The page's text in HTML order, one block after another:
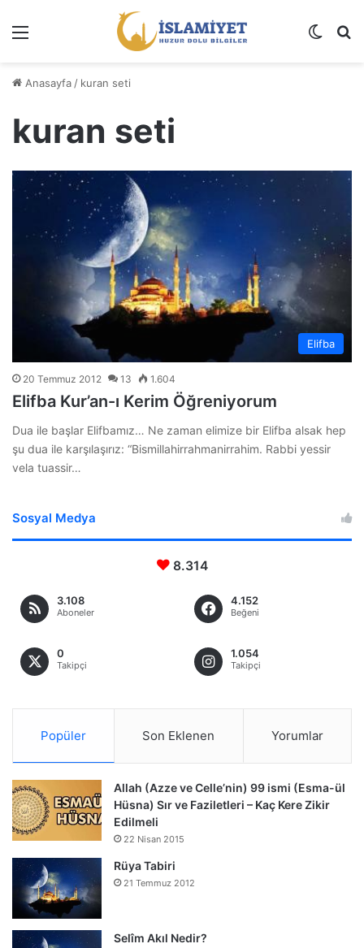
Dış
Anasayfa / kuran seti
kuran seti
Elifba
20 Temmuz 2012 13 1.604
Elifba Kur’an-ı Kerim Öğreniyorum
Dua ile başlar Elifbamız… Ne zaman elimize bir Elifba alsak hep
şu dua ile karşılaşırız: “Bismillahirrahmanirrahim. Rabbi yessir
vela tuassir…
Sosyal Medya
8.314
3.108
Aboneler
4.152
Beğeni
0
Takipçi
1.054
Takipçi
Popüler Son Eklenen Yorumlar
Allah (Azze ve Celle’nin) 99 ismi (Esma-ül
Hüsna) Sır ve Faziletleri – Kaç Kere Zikir
Edilmeli
22 Nisan 2015
Rüya Tabiri
21 Temmuz 2012
Selîm Akıl Nedir?